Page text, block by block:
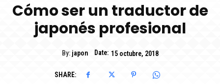
Cómo ser un traductor de
japonés profesional
By: japon Date: 15 octubre, 2018
SHARE: